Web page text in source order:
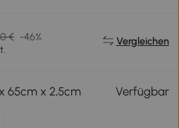
€ -46%
Vergleichen
65cm x 2,5cm Verfügbar